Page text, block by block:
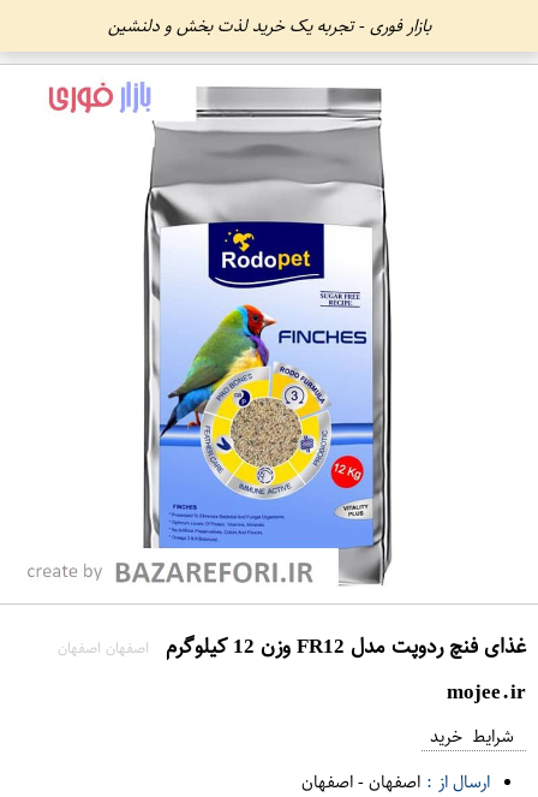
بازار فوری - تجربه یک خرید لذت بخش و دلنشین
غذای فنچ ردوپت مدل FR12 وزن 12 کیلوگرم اصفهان اصفهان
mojee.ir
شرایط خرید
ارسال از : اصفهان-اصفهان